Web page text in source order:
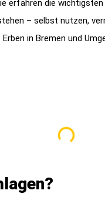
erfahren die
– selbst nutzen,
in Bremen und